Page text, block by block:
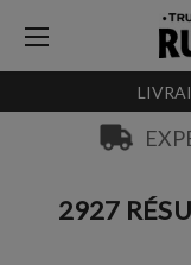
2927